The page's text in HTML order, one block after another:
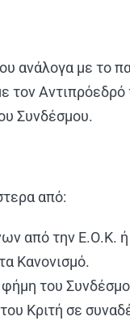
ανάλογα με το
Αντιπρόεδρό
Συνδέσμου.
από:
από την Ε.Ο.Κ.
Κανονισμό.
φήμη του
Κριτή σε